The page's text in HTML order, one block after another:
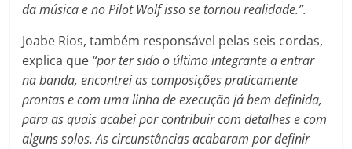
da música e no Pilot Wolf isso se tornou realidade.”.
Joabe Rios, também responsável pelas seis cordas,
explica que “por ter sido o último integrante a entrar
na banda, encontrei as composições praticamente
prontas e com uma linha de execução já bem definida,
para as quais acabei por contribuir com detalhes e com
alguns solos. As circunstâncias acabaram por definir